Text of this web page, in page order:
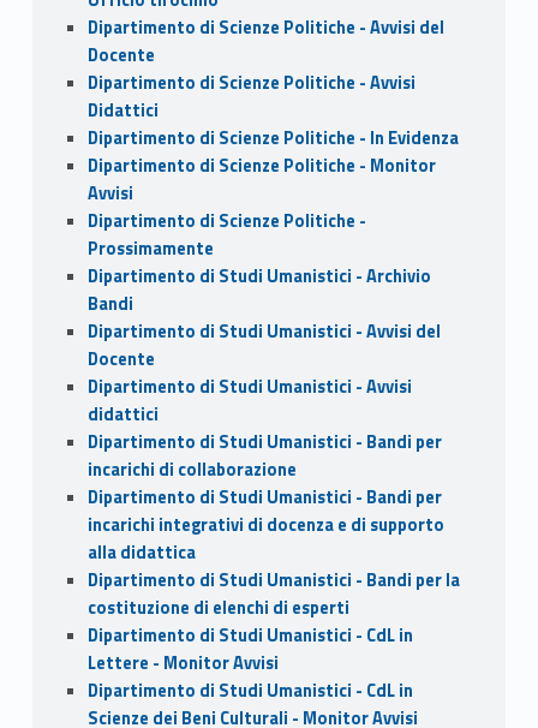
Dipartimento di Scienze Politiche - Avvisi del
Docente
Dipartimento di Scienze Politiche - Avvisi
Didattici
Dipartimento di Scienze Politiche - In Evidenza
Dipartimento di Scienze Politiche - Monitor
Avvisi
Dipartimento di Scienze Politiche -
Prossimamente
Dipartimento di Studi Umanistici - Archivio
Bandi
Dipartimento di Studi Umanistici - Avvisi del
Docente
Dipartimento di Studi Umanistici - Avvisi
didattici
Dipartimento di Studi Umanistici - Bandi per
incarichi di collaborazione
Dipartimento di Studi Umanistici - Bandi per
incarichi integrativi di docenza e di supporto
alla didattica
Dipartimento di Studi Umanistici - Bandi per la
costituzione di elenchi di esperti
Dipartimento di Studi Umanistici - CdL in
Lettere - Monitor Avvisi
Dipartimento di Studi Umanistici - CdL in
Scienze dei Beni Culturali - Monitor Avvisi